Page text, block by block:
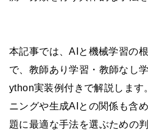
本記事では、AIと機械学習の
で、教師あり学習・教師なし
ython実装例付きで解説します
ニングや生成AIとの関係も含
題に最適な手法を選ぶための